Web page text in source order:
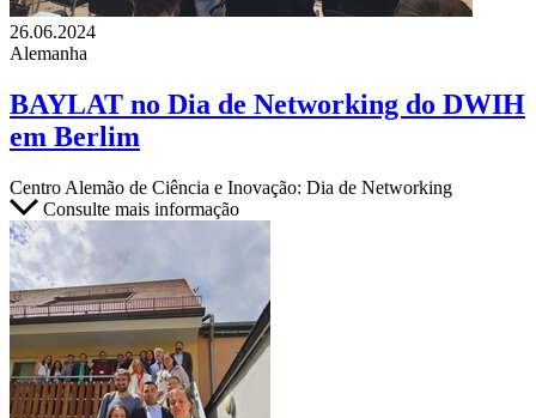
26.06.2024
Alemanha
BAYLAT no Dia de Networking do DWIH
em Berlim
Centro Alemão de Ciência e Inovação: Dia de Networking
Consulte mais informação